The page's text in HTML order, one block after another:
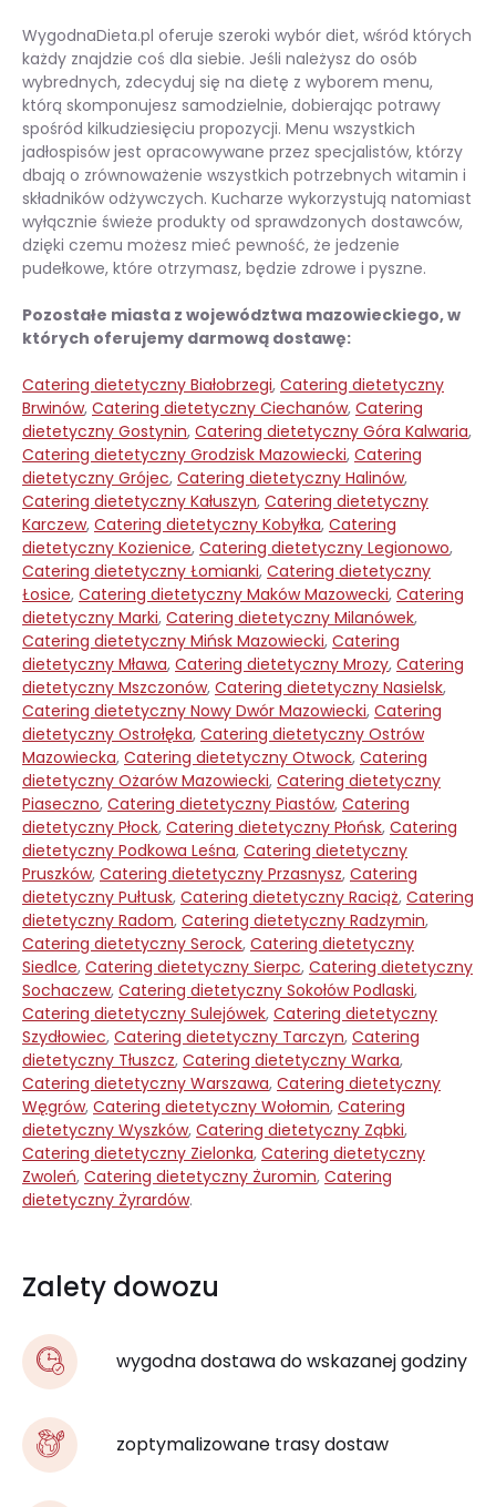
WygodnaDieta.pl oferuje szeroki wybór diet, wśród których
każdy znajdzie coś dla siebie. Jeśli należysz do osób
wybrednych, zdecyduj się na dietę z wyborem menu,
którą skomponujesz samodzielnie, dobierając potrawy
spośród kilkudziesięciu propozycji. Menu wszystkich
jadłospisów jest opracowywane przez specjalistów, którzy
dbają o zrównoważenie wszystkich potrzebnych witamin i
składników odżywczych. Kucharze wykorzystują natomiast
wyłącznie świeże produkty od sprawdzonych dostawców,
dzięki czemu możesz mieć pewność, że jedzenie
pudełkowe, które otrzymasz, będzie zdrowe i pyszne.
Pozostałe miasta z województwa mazowieckiego, w
których oferujemy darmową dostawę:
Catering dietetyczny Białobrzegi, Catering dietetyczny
Brwinów, Catering dietetyczny Ciechanów, Catering
dietetyczny Gostynin, Catering dietetyczny Góra Kalwaria,
Catering dietetyczny Grodzisk Mazowiecki, Catering
dietetyczny Grójec, Catering dietetyczny Halinów,
Catering dietetyczny Kałuszyn, Catering dietetyczny
Karczew, Catering dietetyczny Kobyłka, Catering
dietetyczny Kozienice, Catering dietetyczny Legionowo,
Catering dietetyczny Łomianki, Catering dietetyczny
Łosice, Catering dietetyczny Maków Mazowecki, Catering
dietetyczny Marki, Catering dietetyczny Milanówek,
Catering dietetyczny Mińsk Mazowiecki, Catering
dietetyczny Mława, Catering dietetyczny Mrozy, Catering
dietetyczny Mszczonów, Catering dietetyczny Nasielsk,
Catering dietetyczny Nowy Dwór Mazowiecki, Catering
dietetyczny Ostrołęka, Catering dietetyczny Ostrów
Mazowiecka, Catering dietetyczny Otwock, Catering
dietetyczny Ożarów Mazowiecki, Catering dietetyczny
Piaseczno, Catering dietetyczny Piastów, Catering
dietetyczny Płock, Catering dietetyczny Płońsk, Catering
dietetyczny Podkowa Leśna, Catering dietetyczny
Pruszków, Catering dietetyczny Przasnysz, Catering
dietetyczny Pułtusk, Catering dietetyczny Raciąż, Catering
dietetyczny Radom, Catering dietetyczny Radzymin,
Catering dietetyczny Serock, Catering dietetyczny
Siedlce, Catering dietetyczny Sierpc, Catering dietetyczny
Sochaczew, Catering dietetyczny Sokołów Podlaski,
Catering dietetyczny Sulejówek, Catering dietetyczny
Szydłowiec, Catering dietetyczny Tarczyn, Catering
dietetyczny Tłuszcz, Catering dietetyczny Warka,
Catering dietetyczny Warszawa, Catering dietetyczny
Węgrów, Catering dietetyczny Wołomin, Catering
dietetyczny Wyszków, Catering dietetyczny Ząbki,
Catering dietetyczny Zielonka, Catering dietetyczny
Zwoleń, Catering dietetyczny Żuromin, Catering
dietetyczny Żyrardów.
Zalety dowozu
wygodna dostawa do wskazanej godziny
zoptymalizowane trasy dostaw